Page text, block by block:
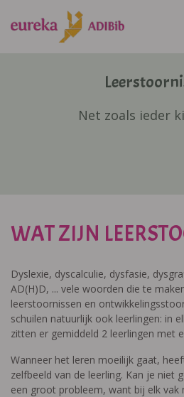
Net zoals ieder
WAT ZIJN
Dyslexie, dyscalculie, dysfasie,
AD(H)D, ... vele woorden die te
leerstoornissen en
schuilen natuurlijk ook leerlingen: in
zitten er gemiddeld 2 leerlingen met
Wanneer het leren moeilijk gaat,
zelfbeeld van de leerling. Kan je niet
een groot probleem, want bij elk vak